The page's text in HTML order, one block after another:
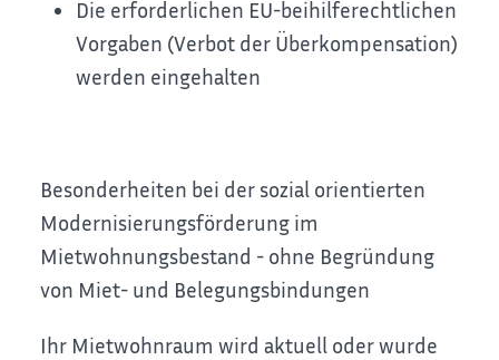
Die erforderlichen EU-beihilferechtlichen
Vorgaben (Verbot der Überkompensation)
werden eingehalten
Besonderheiten bei der sozial orientierten
Modernisierungsförderung im
Mietwohnungsbestand - ohne Begründung
von Miet- und Belegungsbindungen
Ihr Mietwohnraum wird aktuell oder wurde